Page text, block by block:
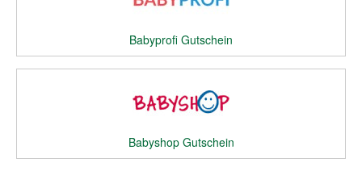
Babyprofi Gutschein
Babyshop Gutschein